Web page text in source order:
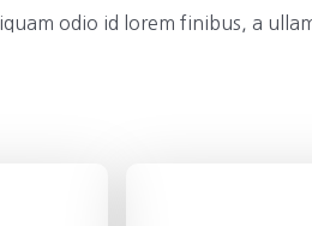
odio id lorem finibus, a